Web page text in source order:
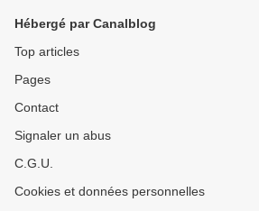
Hébergé par Canalblog
Top articles
Pages
Contact
Signaler un abus
C.G.U.
Cookies et données personnelles